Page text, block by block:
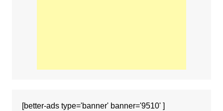
[better-ads type='banner' banner='9510' ]